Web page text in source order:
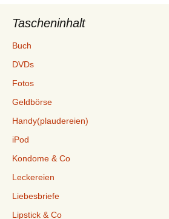
Tascheninhalt
Buch
DVDs
Fotos
Geldbörse
Handy(plaudereien)
iPod
Kondome & Co
Leckereien
Liebesbriefe
Lipstick & Co